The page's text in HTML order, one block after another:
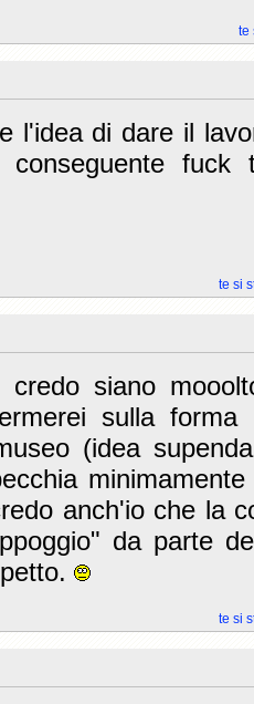
te
l'idea di dare il
fuck
te si
credo siano
sulla forma
(idea
anch'io che la
da parte
te si